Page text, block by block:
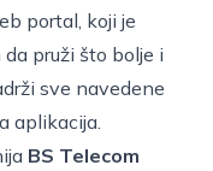
portal, koji je
pruži što bolje i
sve navedene
aplikacija.
BS Telecom